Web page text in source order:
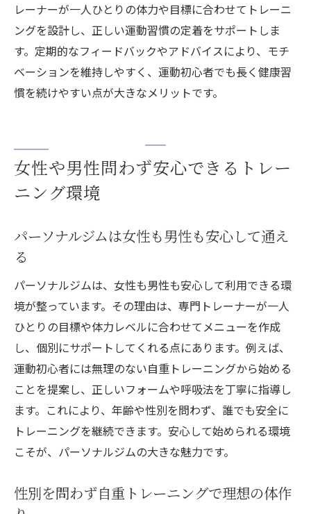
レーナーが一人ひとりの体力や目標に合わせてトレーニ
ングを設計し、正しい運動習慣の定着をサポートしま
す。定期的なフィードバックやアドバイスにより、モチ
ベーションを維持しやすく、運動初心者でも長く健康習
慣を続けやすい点が大きなメリットです。
女性や男性問わず安心できるトレー
ニング環境
パーソナルジムは女性も男性も安心して通え
る
パーソナルジムは、女性も男性も安心して利用できる環
境が整っています。その理由は、専門トレーナーが一人
ひとりの目標や体力レベルに合わせてメニューを作成
し、個別にサポートしてくれる点にあります。例えば、
運動初心者には無理のない自重トレーニングから始める
ことを提案し、正しいフォームや呼吸法を丁寧に指導し
ます。これにより、年齢や性別を問わず、誰でも安全に
トレーニングを継続できます。安心して始められる環境
こそが、パーソナルジムの大きな魅力です。
性別を問わず自重トレーニングで理想の体作